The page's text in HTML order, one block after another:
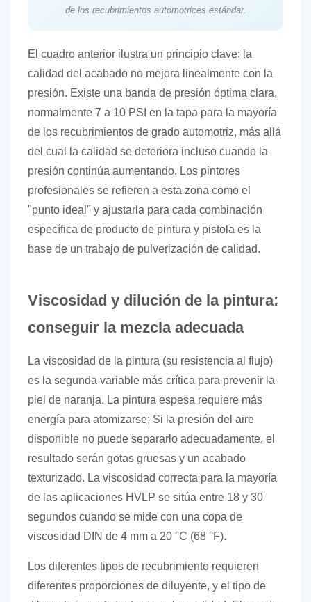
de los recubrimientos automotrices estándar.
El cuadro anterior ilustra un principio clave: la
calidad del acabado no mejora linealmente con la
presión. Existe una banda de presión óptima clara,
normalmente 7 a 10 PSI en la tapa para la mayoría
de los recubrimientos de grado automotriz, más allá
del cual la calidad se deteriora incluso cuando la
presión continúa aumentando. Los pintores
profesionales se refieren a esta zona como el
"punto ideal" y ajustarla para cada combinación
específica de producto de pintura y pistola es la
base de un trabajo de pulverización de calidad.
Viscosidad y dilución de la pintura:
conseguir la mezcla adecuada
La viscosidad de la pintura (su resistencia al flujo)
es la segunda variable más crítica para prevenir la
piel de naranja. La pintura espesa requiere más
energía para atomizarse; Si la presión del aire
disponible no puede separarlo adecuadamente, el
resultado serán gotas gruesas y un acabado
texturizado. La viscosidad correcta para la mayoría
de las aplicaciones HVLP se sitúa entre 18 y 30
segundos cuando se mide con una copa de
viscosidad DIN de 4 mm a 20 °C (68 °F).
Los diferentes tipos de recubrimiento requieren
diferentes proporciones de diluyente, y el tipo de